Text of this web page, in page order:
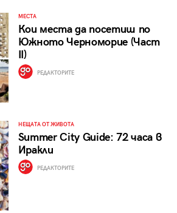
МЕСТА
Кои места да посетиш по
Южното Черноморие (Част
II)
РЕДАКТОРИТЕ
НЕЩАТА ОТ ЖИВОТА
Summer City Guide: 72 часа в
Иракли
РЕДАКТОРИТЕ